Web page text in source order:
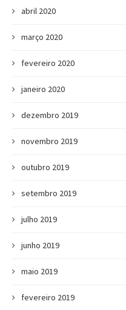
abril 2020
março 2020
fevereiro 2020
janeiro 2020
dezembro 2019
novembro 2019
outubro 2019
setembro 2019
julho 2019
junho 2019
maio 2019
fevereiro 2019